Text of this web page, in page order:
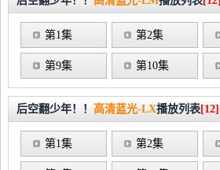
第1集 第2集
第9集 第10集
后空翻少年！！ 高清蓝光-LX播放列表[12]
第1集 第2集